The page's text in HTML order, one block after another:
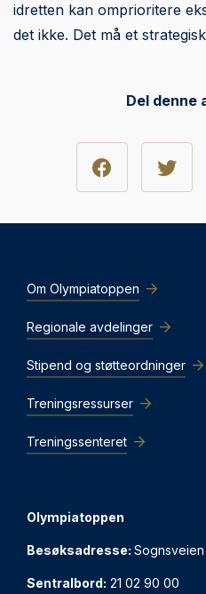
idretten kan omprioritere
det ikke. Det må et
Del denne
Om Olympiatoppen
Regionale avdelinger
Stipend og støtteordninger
Treningsressurser
Treningssenteret
Olympiatoppen
Besøksadresse:
Sentralbord: 21 02 90 00